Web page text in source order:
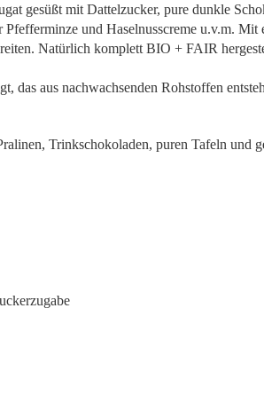
gesüßt mit Dattelzucker, pure dunkle
und Haselnusscreme u.v.m. Mit
Natürlich komplett BIO + FAIR
das aus nachwachsenden Rohstoffen
Trinkschokoladen, puren Tafeln und